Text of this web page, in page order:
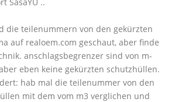
die teilenummern von den gekürzten
auf realoem.com geschaut, aber finde
anschlagsbegrenzer sind von m-
eben keine gekürzten schutzhüllen.
hab mal die teilenummer von den
mit dem vom m3 verglichen und